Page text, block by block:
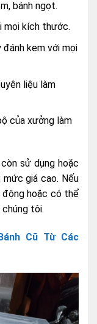
bánh ngọt.
mọi kích thước.
đánh kem với mọi
liệu làm
của xưởng làm
sử dụng hoặc
mức giá cao. Nếu
động hoặc có thể
tôi.
Cũ Từ Các